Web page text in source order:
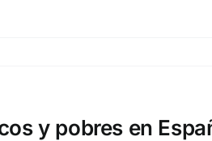
y pobres en